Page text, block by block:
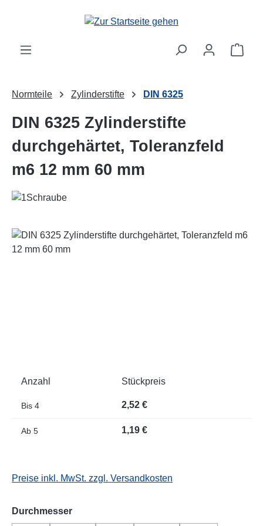
Zum Hauptinhalt springen
Normteile Zylinderstifte DIN 6325
DIN 6325 Zylinderstifte
durchgehärtet, Toleranzfeld
m6 12 mm 60 mm
Bildergalerie überspringen
Anzahl Stückpreis
Bis 4 2,52 €
Ab 5 1,19 €
Preise inkl. MwSt. zzgl. Versandkosten
Durchmesserauswählen